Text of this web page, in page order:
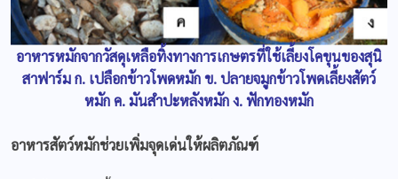
อาหารหมักจากวัสดุเหลือทิ้งทางการเกษตรที่ใช้เลี้ยงโคขุนของสุนิ
สาฟาร์ม ก. เปลือกข้าวโพดหมัก ข. ปลายจมูกข้าวโพดเลี้ยงสัตว์
หมัก ค. มันสำปะหลังหมัก ง. ฟักทองหมัก
อาหารสัตว์หมักช่วยเพิ่มจุดเด่นให้ผลิตภัณฑ์